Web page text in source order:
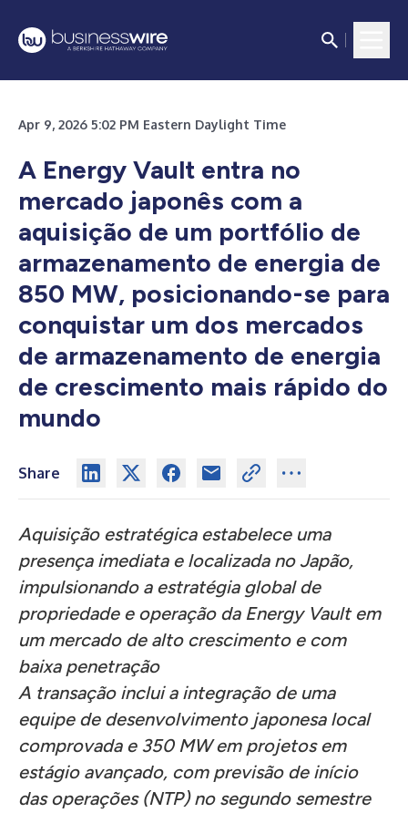
Apr 9, 2026 5:02 PM Eastern Daylight Time
A Energy Vault entra no
mercado japonês com a
aquisição de um portfólio de
armazenamento de energia de
850 MW, posicionando-se para
conquistar um dos mercados
de armazenamento de energia
de crescimento mais rápido do
mundo
Share
Aquisição estratégica estabelece uma
presença imediata e localizada no Japão,
impulsionando a estratégia global de
propriedade e operação da Energy Vault em
um mercado de alto crescimento e com
baixa penetração
A transação inclui a integração de uma
equipe de desenvolvimento japonesa local
comprovada e 350 MW em projetos em
estágio avançado, com previsão de início
das operações (NTP) no segundo semestre